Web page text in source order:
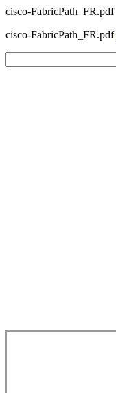
cisco-FabricPath_FR.pdf
cisco-FabricPath_FR.pdf